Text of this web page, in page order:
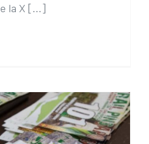
la X [...]